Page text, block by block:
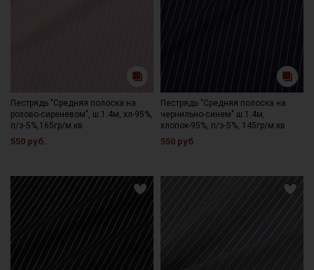
Пестрядь "Средняя полоска на
розово-сиреневом", ш.1.4м, хл-95%,
п/э-5%,165гр/м.кв
550 руб.
Пестрядь "Средняя полоска на
чернильно-синем" ш.1.4м,
хлопок-95%, п/э-5%, 145гр/м.кв
550 руб.